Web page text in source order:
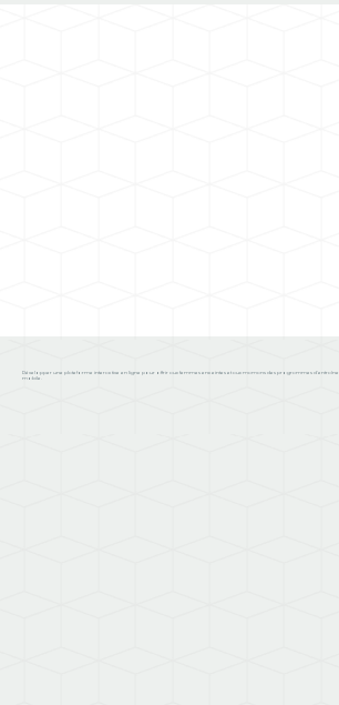
Développer une plateforme interactive en ligne pour offrir aux femmes enceintes et aux mamans des programmes
mobile.